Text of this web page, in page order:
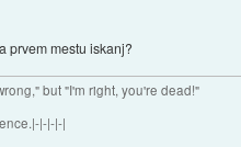
prvem mestu iskanj?
but "I'm right, you're dead!"
|-|-|-|